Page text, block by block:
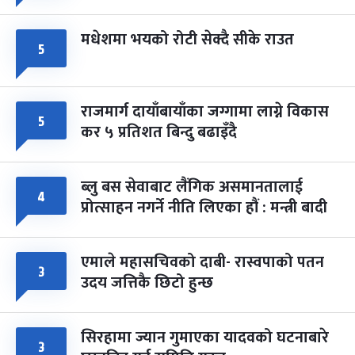
५ मधेशमा भयको रोटी सेक्दै सीके राउत
५ राजमार्ग दायाँबायाँका जग्गामा लाग्ने विकास
कर ५ प्रतिशत बिन्दु बढाइँदै
४ ब्लु बस सेवाबाट लैंगिक असमानतालाई
प्रोत्साहन नगर्ने नीति लिएका हौं : मन्त्री बादी
३ एमाले महासचिवको दाबी- रास्वपाको पतन
उदय जत्तिकै छिटो हुन्छ
३ सिरहामा ज्यान गुमाएका यादवको घटनाबारे